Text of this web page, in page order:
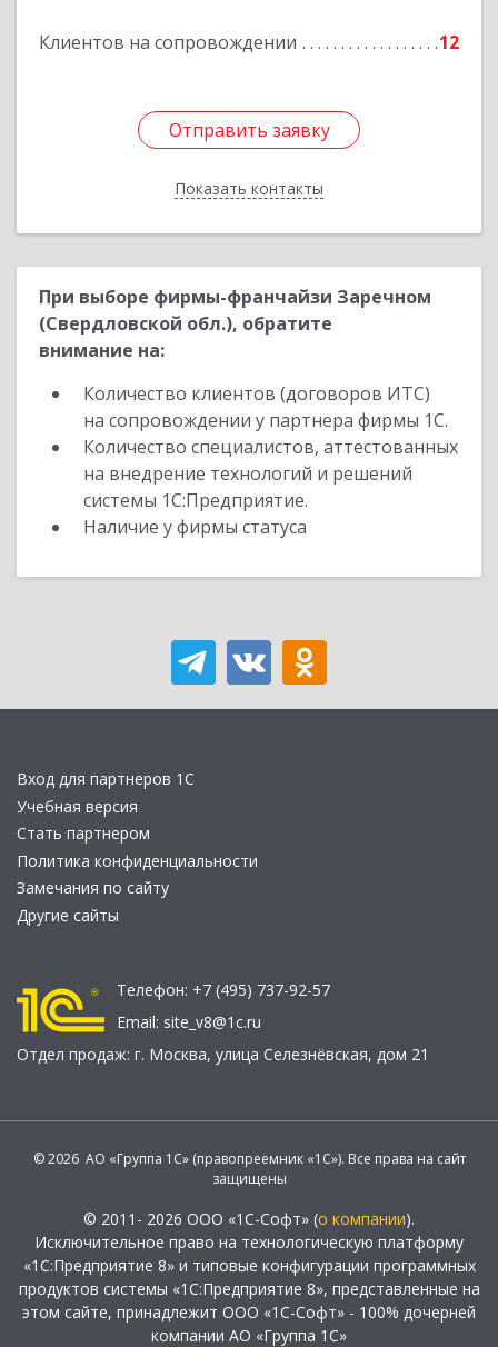
Клиентов на сопровождении 12
Отправить заявку
Показать контакты
Отправить заявку
Назад
При выборе фирмы-франчайзи Заречном
(Свердловской обл.), обратите
внимание на:
Количество клиентов (договоров ИТС)
на сопровождении у партнера фирмы 1С.
Количество специалистов, аттестованных
на внедрение технологий и решений
системы 1С:Предприятие.
Наличие у фирмы статуса
Вход для партнеров 1С
Учебная версия
Стать партнером
Политика конфиденциальности
Замечания по сайту
Другие сайты
Телефон: +7 (495) 737-92-57
Email: site_v8@1c.ru
Отдел продаж: г. Москва, улица Селезнёвская, дом 21
© 2026 АО «Группа 1С» (правопреемник «1С»). Все права на сайт
защищены
© 2011- 2026 ООО «1С-Софт» (о компании).
Исключительное право на технологическую платформу
«1С:Предприятие 8» и типовые конфигурации программных
продуктов системы «1С:Предприятие 8», представленные на
этом сайте, принадлежит ООО «1С-Софт» - 100% дочерней
компании АО «Группа 1С»